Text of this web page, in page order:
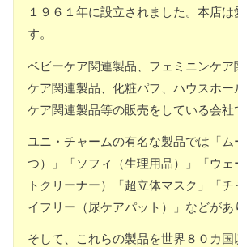
１９６１年に設立されました。本店は
す。
ベビーケア関連製品、フェミニンケア
ケア関連製品、化粧パフ、ハウスホー
ケア関連製品等の販売をしている会社
ユニ・チャームの有名な製品では「ム
つ）」「ソフィ（生理用品）」「ウェ
トクリーナー）「超立体マスク」「
イフリー（尿ケアパット）」などがあ
そして、これらの製品を世界８０カ